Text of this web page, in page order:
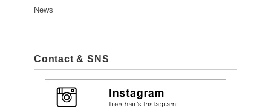
News
Contact & SNS